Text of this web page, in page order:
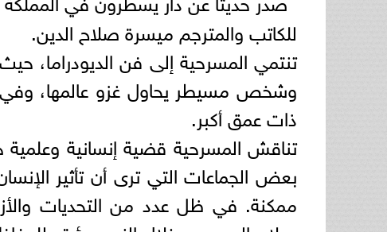
للكاتب والمترجم ميسرة صلاح الدين.
تنتمي المسرحية إلى فن الديودراما،
وشخص مسيطر يحاول غزو عالمها، وفي
ذات عمق أكبر.
تناقش المسرحية قضية إنسانية
بعض الجماعات التي ترى أن تأثير
ممكنة. في ظل عدد من التحديات